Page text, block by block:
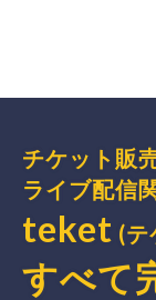
チケット販
ライブ配信
teket (テ
すべて